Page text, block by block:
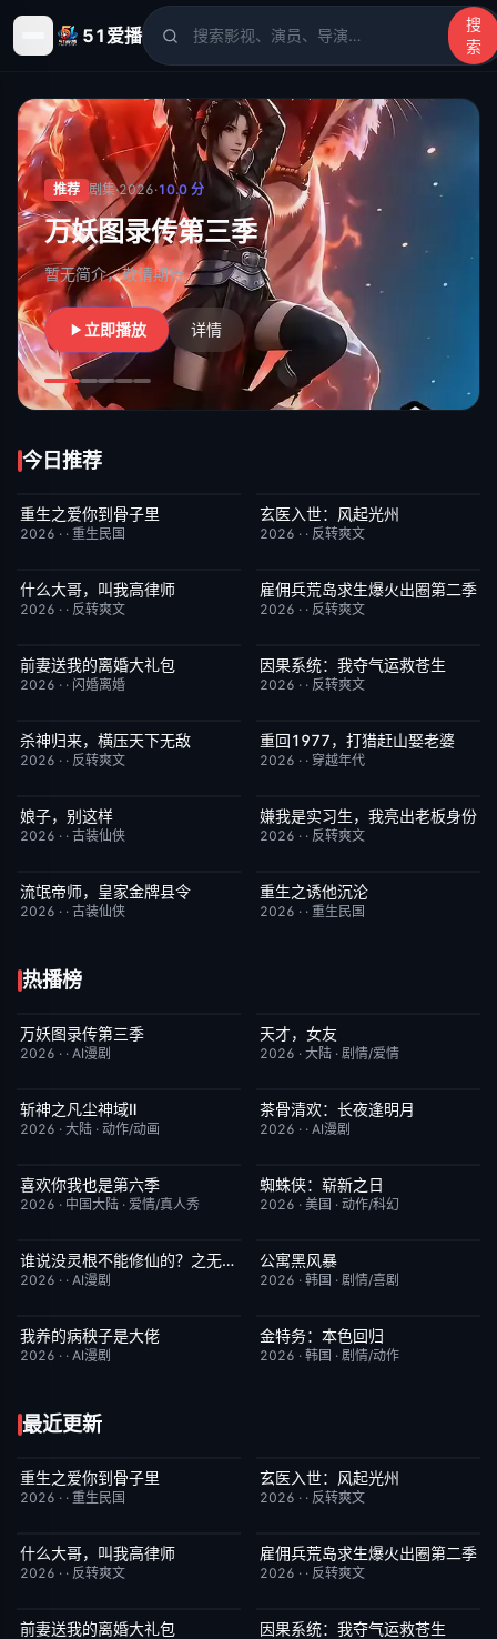
51爱播
搜
索
51爱播- 电影、电视剧、动漫、综艺、短剧高清在线观看
推荐 剧集·2026·10.0 分
万妖图录传第三季
暂无简介，敬请期待
立即播放 详情
今日推荐
已完结
重生之爱你到骨子里
2026 · · 重生民国
已完结
玄医入世：风起光州
2026 · · 反转爽文
已完结
什么大哥，叫我高律师
2026 · · 反转爽文
已完结 6.0
雇佣兵荒岛求生爆火出圈第二季
2026 · · 反转爽文
已完结
前妻送我的离婚大礼包
2026 · · 闪婚离婚
已完结
因果系统：我夺气运救苍生
2026 · · 反转爽文
已完结
杀神归来，横压天下无敌
2026 · · 反转爽文
已完结 9.0
重回1977，打猎赶山娶老婆
2026 · · 穿越年代
已完结
娘子，别这样
2026 · · 古装仙侠
已完结 5.0
嫌我是实习生，我亮出老板身份
2026 · · 反转爽文
已完结
流氓帝师，皇家金牌县令
2026 · · 古装仙侠
已完结
重生之诱他沉沦
2026 · · 重生民国
热播榜
完结
万妖图录传第三季
2026 · · AI漫剧
更新至第16集
天才，女友
2026 · 大陆 · 剧情/爱情
更新至第09集
斩神之凡尘神域Ⅱ
2026 · 大陆 · 动作/动画
完结
茶骨清欢：长夜逢明月
2026 · · AI漫剧
昨日更新
喜欢你我也是第六季
2026 · 中国大陆 · 爱情/真人秀
TC中字
蜘蛛侠：崭新之日
2026 · 美国 · 动作/科幻
完结 5.0谁说没灵根不能修仙的？之无灵证道第五季
2026 · · AI漫剧
更新至第08集
公寓黑风暴
2026 · 韩国 · 剧情/喜剧
完结
我养的病秧子是大佬
2026 · · AI漫剧
已完结
金特务：本色回归
2026 · 韩国 · 剧情/动作
最近更新
已完结
重生之爱你到骨子里
2026 · · 重生民国
已完结
玄医入世：风起光州
2026 · · 反转爽文
已完结
什么大哥，叫我高律师
2026 · · 反转爽文
已完结 6.0
雇佣兵荒岛求生爆火出圈第二季
2026 · · 反转爽文
已完结
前妻送我的离婚大礼包 已完结
因果系统：我夺气运救苍生